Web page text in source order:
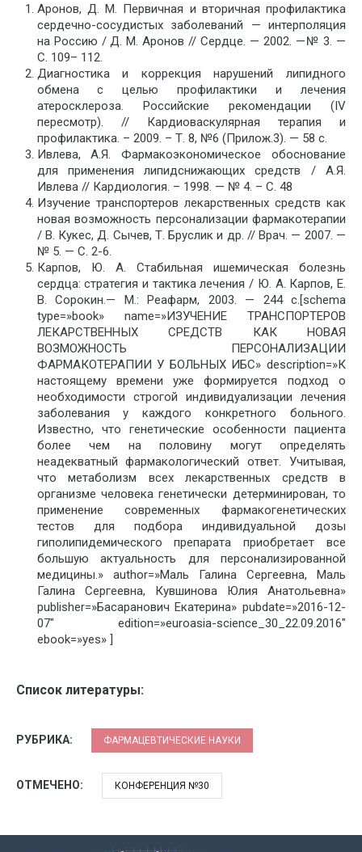
Аронов, Д. М. Первичная и вторичная профилактика
сердечно-сосудистых заболеваний — интерполяция
на Россию / Д. М. Аронов // Сердце. — 2002. —№ 3. —
С. 109– 112.
Диагностика и коррекция нарушений липидного
обмена с целью профилактики и лечения
атеросклероза. Российские рекомендации (IV
пересмотр). // Кардиоваскулярная терапия и
профилактика. – 2009. – Т. 8, №6 (Прилож.3). — 58 с.
Ивлева, А.Я. Фармакоэкономическое обоснование
для применения липидснижающих средств / А.Я.
Ивлева // Кардиология. – 1998. — № 4. – С. 48
Изучение транспортеров лекарственных средств как
новая возможность персонализации фармакотерапии
/ В. Кукес, Д. Сычев, Т. Бруслик и др. // Врач. — 2007. —
№ 5. — С. 2-6.
Карпов, Ю. А. Стабильная ишемическая болезнь
сердца: стратегия и тактика лечения / Ю. А. Карпов, Е.
В. Сорокин.— М.: Реафарм, 2003. — 244 с.[schema
type=»book» name=»ИЗУЧЕНИЕ ТРАНСПОРТЕРОВ
ЛЕКАРСТВЕННЫХ СРЕДСТВ КАК НОВАЯ
ВОЗМОЖНОСТЬ ПЕРСОНАЛИЗАЦИИ
ФАРМАКОТЕРАПИИ У БОЛЬНЫХ ИБС» description=»К
настоящему времени уже формируется подход о
необходимости строгой индивидуализации лечения
заболевания у каждого конкретного больного.
Известно, что генетические особенности пациента
более чем на половину могут определять
неадекватный фармакологический ответ. Учитывая,
что метаболизм всех лекарственных средств в
организме человека генетически детерминирован, то
применение современных фармакогенетических
тестов для подбора индивидуальной дозы
гиполипидемического препарата приобретает все
большую актуальность для персонализированной
медицины.» author=»Маль Галина Сергеевна, Маль
Галина Сергеевна, Кувшинова Юлия Анатольевна»
publisher=»Басаранович Екатерина» pubdate=»2016-12-
07″ edition=»euroasia-science_30_22.09.2016″
ebook=»yes» ]
Список литературы:
РУБРИКА: ФАРМАЦЕВТИЧЕСКИЕ НАУКИ
ОТМЕЧЕНО: КОНФЕРЕНЦИЯ №30